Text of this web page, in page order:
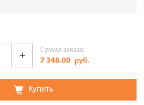
Сумма заказа:
7 348.00 руб.
Купить